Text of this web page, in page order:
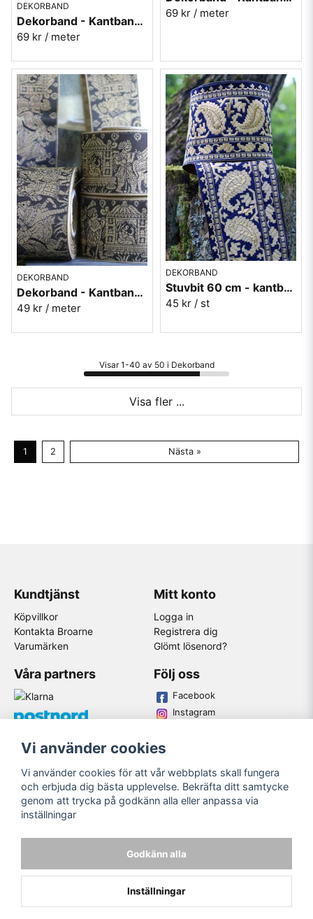
DEKORBAND
Dekorband - Kantband i textil Nr 53
69 kr / meter
69 kr / meter
DEKORBAND
Dekorband - Kantband i textil Nr 51
49 kr / meter
DEKORBAND
Stuvbit 60 cm - kantband i textil Nr 50
45 kr / st
Visar 1-40 av 50 i Dekorband
Visa fler ...
1 2 Nästa »
Kundtjänst
Köpvillkor
Kontakta Broarne
Varumärken
Mitt konto
Logga in
Registrera dig
Glömt lösenord?
Våra partners Följ oss
Facebook
Instagram
© Copyright
Vi använder cookies
Vi använder cookies för att vår webbplats skall fungera
och erbjuda dig bästa upplevelse. Bekräfta ditt samtycke
genom att trycka på godkänn alla eller anpassa via
inställningar
Godkänn alla
Inställningar